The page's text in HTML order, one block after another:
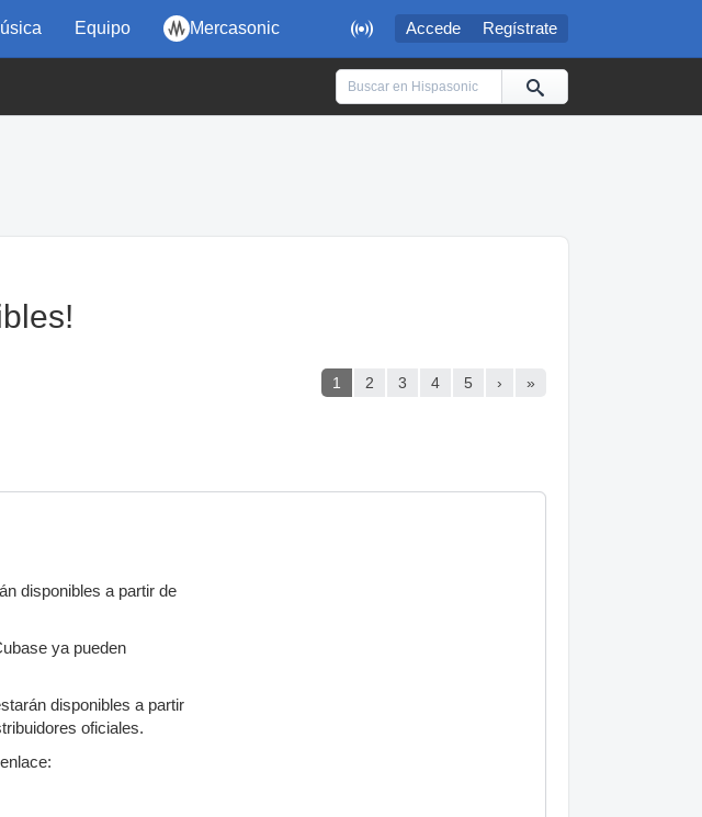
 Accede Regístrate
Equipo Mercasonic
1 2 3 4 5 › »
disponibles a partir de
ya pueden
disponibles a partir
oficiales.